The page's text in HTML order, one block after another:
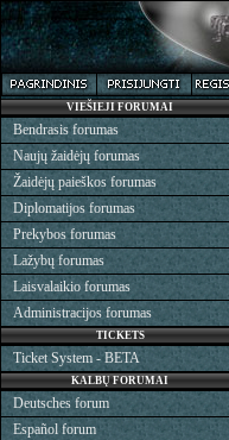
VIEŠIEJI FORUMAI
Bendrasis forumas
Naujų žaidėjų forumas
Žaidėjų paieškos forumas
Diplomatijos forumas
Prekybos forumas
Lažybų forumas
Laisvalaikio forumas
Administracijos forumas
TICKETS
Ticket System - BETA
KALBŲ FORUMAI
Deutsches forum
Español forum